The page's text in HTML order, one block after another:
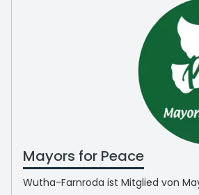
Mayors for Peace
Wutha-Farnroda ist Mitglied von